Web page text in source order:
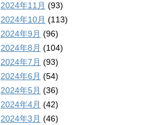
2024年11月 (93)
2024年10月 (113)
2024年9月 (96)
2024年8月 (104)
2024年7月 (93)
2024年6月 (54)
2024年5月 (36)
2024年4月 (42)
2024年3月 (46)